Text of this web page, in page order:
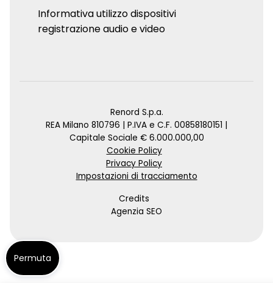
Informativa utilizzo dispositivi
registrazione audio e video
Renord S.p.a.
REA Milano 810796 | P.IVA e C.F. 00858180151 |
Capitale Sociale € 6.000.000,00
Cookie Policy
Privacy Policy
Impostazioni di tracciamento
Credits
Agenzia SEO
Permuta